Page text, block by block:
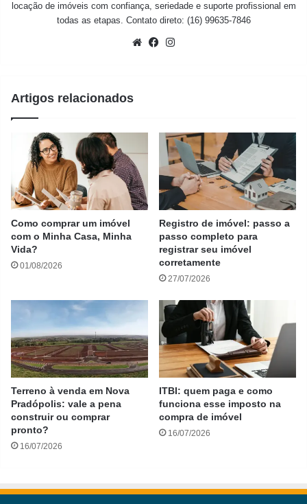
locação de imóveis com confiança, seriedade e suporte profissional em
todas as etapas. Contato direto: (16) 99635-7846
WebsiteFacebook
Artigos relacionados
Como comprar um imóvel
com o Minha Casa, Minha
Vida?
01/08/2026
Registro de imóvel: passo a
passo completo para
registrar seu imóvel
corretamente
27/07/2026
Terreno à venda em Nova
Pradópolis: vale a pena
construir ou comprar
pronto?
16/07/2026
ITBI: quem paga e como
funciona esse imposto na
compra de imóvel
16/07/2026